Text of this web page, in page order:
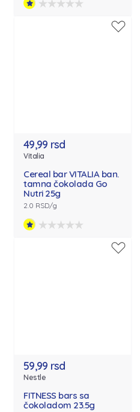
49,99 rsd
Vitalia
Cereal bar VITALIA ban.
tamna čokolada Go
Nutri 25g
2.0 RSD/g
59,99 rsd
Nestle
FITNESS bars sa
čokoladom 23.5g